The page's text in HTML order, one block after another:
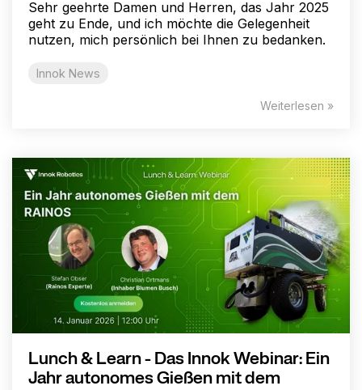
Sehr geehrte Damen und Herren, das Jahr 2025
geht zu Ende, und ich möchte die Gelegenheit
nutzen, mich persönlich bei Ihnen zu bedanken.
Innok News
Weiterlesen »
Lunch & Learn - Das Innok Webinar: Ein
Jahr autonomes Gießen mit dem